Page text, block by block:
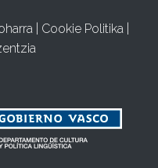
Cookie Politika